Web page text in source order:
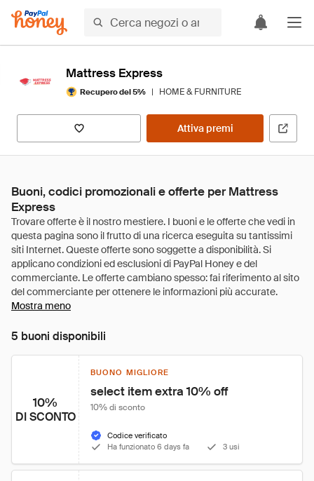
Mattress Express
Recupero del 5% | HOME & FURNITURE
Attiva premi
Buoni, codici promozionali e offerte per Mattress
Express
Mostra meno
5 buoni disponibili
10%
DI SCONTO
BUONO MIGLIORE
select item extra 10% off
10% di sconto
Codice verificato
Ha funzionato 6 days fa
3 usi